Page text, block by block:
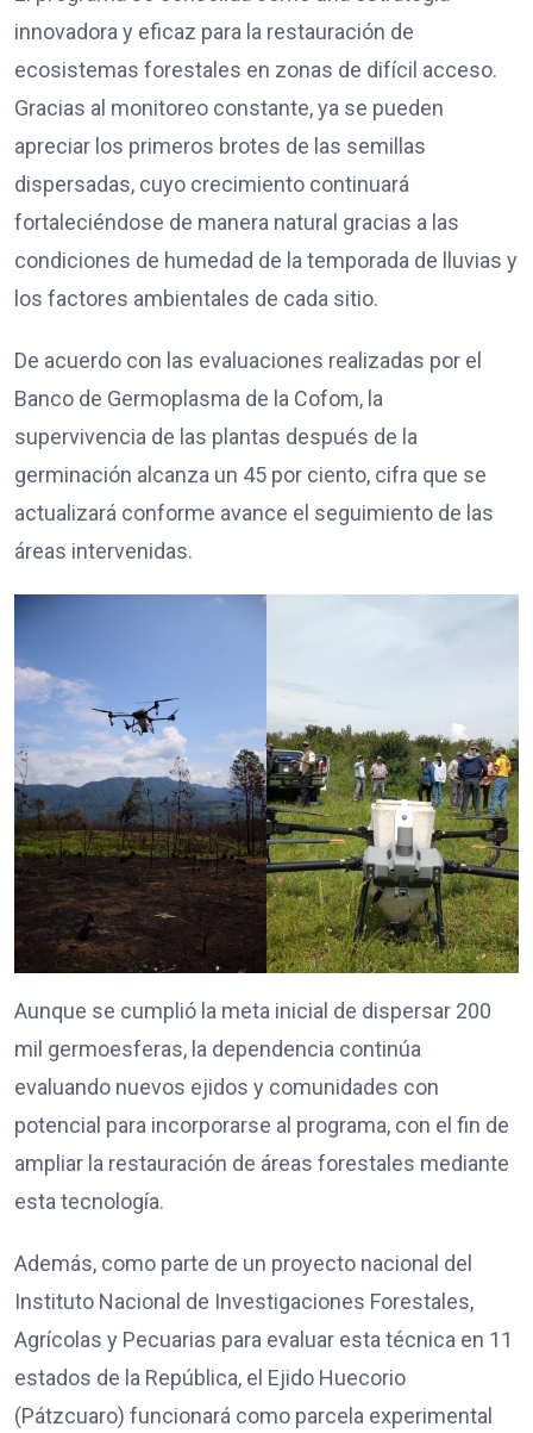
innovadora y eficaz para la restauración de
ecosistemas forestales en zonas de difícil acceso.
Gracias al monitoreo constante, ya se pueden
apreciar los primeros brotes de las semillas
dispersadas, cuyo crecimiento continuará
fortaleciéndose de manera natural gracias a las
condiciones de humedad de la temporada de lluvias y
los factores ambientales de cada sitio.
De acuerdo con las evaluaciones realizadas por el
Banco de Germoplasma de la Cofom, la
supervivencia de las plantas después de la
germinación alcanza un 45 por ciento, cifra que se
actualizará conforme avance el seguimiento de las
áreas intervenidas.
Aunque se cumplió la meta inicial de dispersar 200
mil germoesferas, la dependencia continúa
evaluando nuevos ejidos y comunidades con
potencial para incorporarse al programa, con el fin de
ampliar la restauración de áreas forestales mediante
esta tecnología.
Además, como parte de un proyecto nacional del
Instituto Nacional de Investigaciones Forestales,
Agrícolas y Pecuarias para evaluar esta técnica en 11
estados de la República, el Ejido Huecorio
(Pátzcuaro) funcionará como parcela experimental